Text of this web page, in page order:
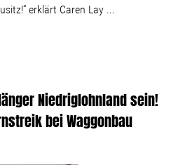
erklärt Caren Lay ...
Niedriglohnland sein!
bei Waggonbau